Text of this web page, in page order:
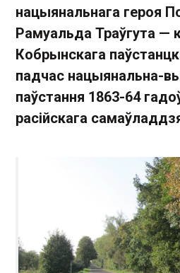
нацыянальнага героя
Рамуальда Траўгута —
Кобрынскага
падчас нацыянальна-
паўстання 1863-64
расійскага